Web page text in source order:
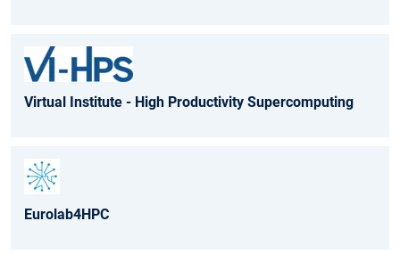
Virtual Institute - High Productivity Supercomputing
Eurolab4HPC